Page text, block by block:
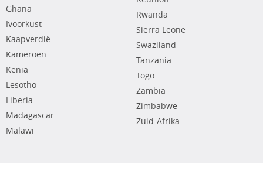
Ghana
Ivoorkust
Kaapverdië
Kameroen
Kenia
Lesotho
Liberia
Madagascar
Malawi
Rwanda
Sierra Leone
Swaziland
Tanzania
Togo
Zambia
Zimbabwe
Zuid-Afrika